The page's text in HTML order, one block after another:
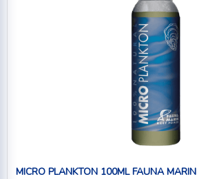
MICRO PLANKTON 100ML FAUNA MARIN